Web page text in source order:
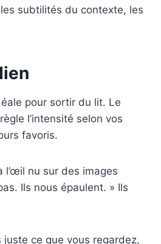
subtilités du contexte, les
pour sortir du lit. Le
l’intensité selon vos
favoris.
l’œil nu sur des images
Ils nous épaulent. » Ils
ce que vous regardez,